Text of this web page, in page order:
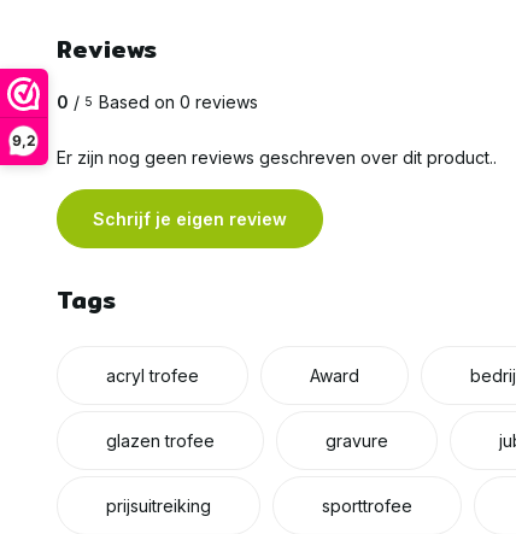
9,2
Reviews
0 / 5 Based on 0 reviews
Er zijn nog geen reviews geschreven over dit product..
Schrijf je eigen review
Tags
acryl trofee Award
glazen trofee gravure
prijsuitreiking sporttrofee